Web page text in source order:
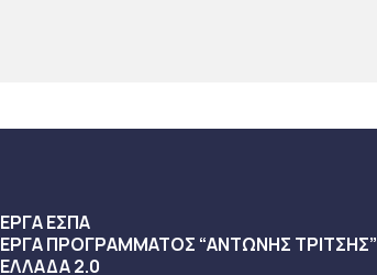
ΕΡΓΑ ΕΣΠΑ
ΕΡΓΑ ΠΡΟΓΡΑΜΜΑΤΟΣ “ΑΝΤΩΝΗΣ ΤΡΙΤΣΗΣ”
ΕΛΛΑΔΑ 2.0